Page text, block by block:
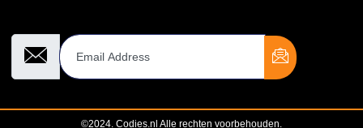
©2024. Codies.nl Alle rechten voorbehouden.